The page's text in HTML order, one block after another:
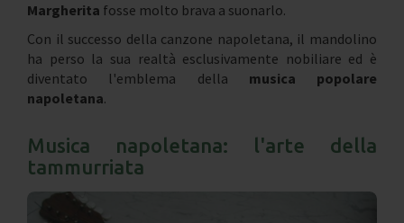
Margherita fosse molto brava a suonarlo.
Con il successo della canzone napoletana, il mandolino
ha perso la sua realtà esclusivamente nobiliare ed è
diventato l'emblema della musica popolare
napoletana.
Musica napoletana: l'arte della
tammurriata